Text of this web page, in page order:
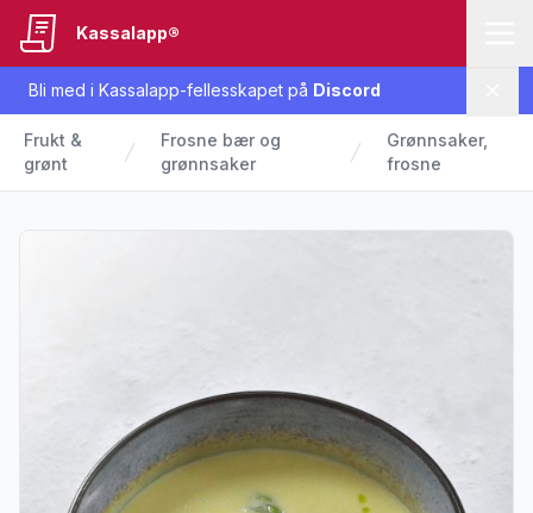
Bli med i Kassalapp-fellesskapet på Discord
Kassalapp®
Frukt &
grønt
Frosne bær og
grønnsaker
Grønnsaker,
frosne